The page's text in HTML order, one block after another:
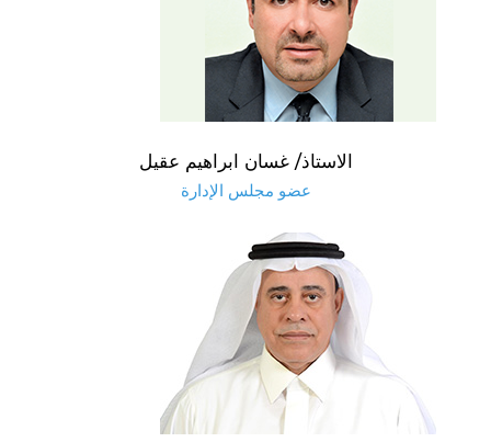
الاستاذ/ غسان ابراهيم عقيل
عضو مجلس الإدارة